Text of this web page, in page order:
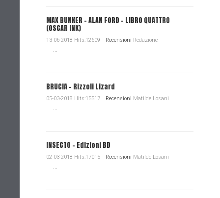
MAX BUNKER – ALAN FORD – LIBRO QUATTRO
(OSCAR INK)
13-06-2018 Hits:12609 Recensioni Redazione
...
BRUCIA - Rizzoli Lizard
05-03-2018 Hits:15517 Recensioni Matilde Losani
...
INSECTO - Edizioni BD
02-03-2018 Hits:17015 Recensioni Matilde Losani
...